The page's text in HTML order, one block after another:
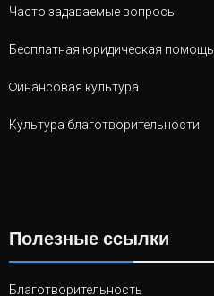
Часто задаваемые вопросы
Бесплатная юридическая помощь
Финансовая культура
Культура благотворительности
Полезные ссылки
Благотворительность